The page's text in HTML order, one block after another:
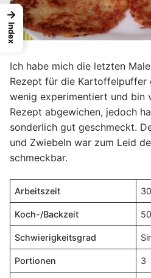
Ich habe mich die letzten
Rezept für die Kartoffelpuffer
wenig experimentiert und bin
Rezept abgewichen, jedoch
sonderlich gut geschmeckt.
und Zwiebeln war zum Leid
schmeckbar.
Arbeitszeit
Koch-/Backzeit
Schwierigkeitsgrad
Portionen 3
→
Index